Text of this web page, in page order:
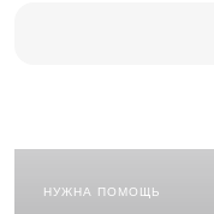
НУЖНА ПОМОЩЬ